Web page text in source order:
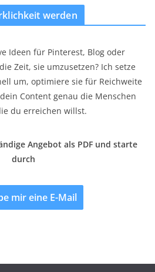
werden
Ideen für Pinterest, Blog oder
Zeit, sie umzusetzen? Ich setze
um, optimiere sie für Reichweite
Content genau die Menschen
du erreichen willst.
Angebot als PDF und starte
durch
mir eine E-Mail